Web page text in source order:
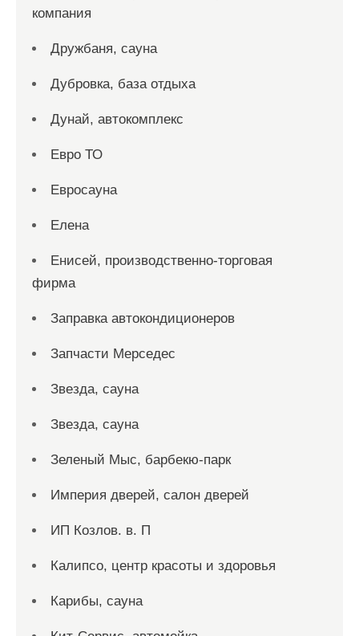
компания
Дружбаня, сауна
Дубровка, база отдыха
Дунай, автокомплекс
Евро ТО
Евросауна
Елена
Енисей, производственно-торговая
фирма
Заправка автокондиционеров
Запчасти Мерседес
Звезда, сауна
Звезда, сауна
Зеленый Мыс, барбекю-парк
Империя дверей, салон дверей
ИП Козлов. в. П
Калипсо, центр красоты и здоровья
Карибы, сауна